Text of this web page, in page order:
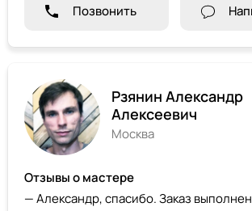
Позвонить
Рзянин Александр
Алексеевич
Москва
Отзывы о мастере
— Александр, спасибо. Заказ